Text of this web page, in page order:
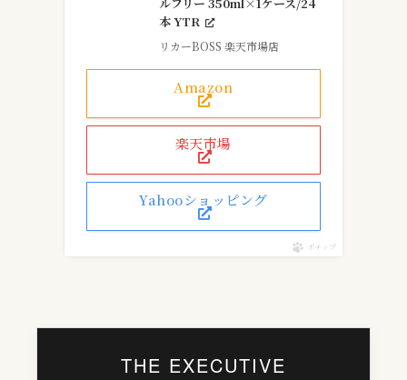
本 YTR
リカーBOSS 楽天市場店
Amazon
楽天市場
Yahooショッピング
ポチップ
THE EXECUTIVE